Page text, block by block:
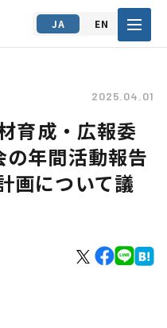
JA EN
2025.04.01
育成・広報委
年間活動報告
画について議